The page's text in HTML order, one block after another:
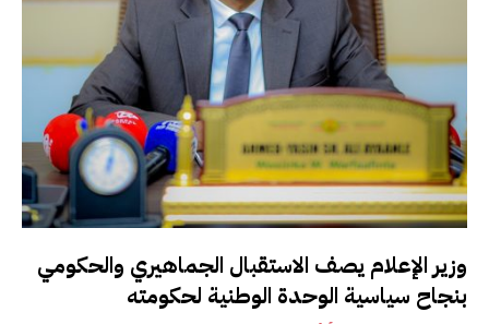
وزير الإعلام يصف الاستقبال الجماهيري والحكومي
بنجاح سياسية الوحدة الوطنية لحكومته